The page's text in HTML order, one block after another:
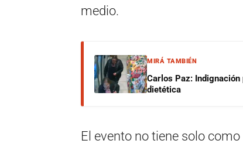
medio.
MIRÁ TAMBIÉN
Carlos Paz: Indignación
dietética
El evento no tiene solo